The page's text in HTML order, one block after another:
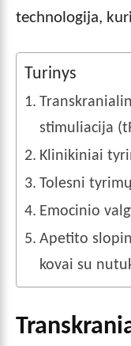
technologija,
Turinys
stimuliacija
Klinikiniai
Tolesni
Emocinio
Apetito
kovai su